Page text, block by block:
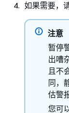
如果需要，
注意
暂停
出嘈
且不
同，
估警
您可